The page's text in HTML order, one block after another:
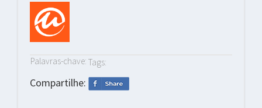
Palavras-chave: Tags:
Compartilhe: